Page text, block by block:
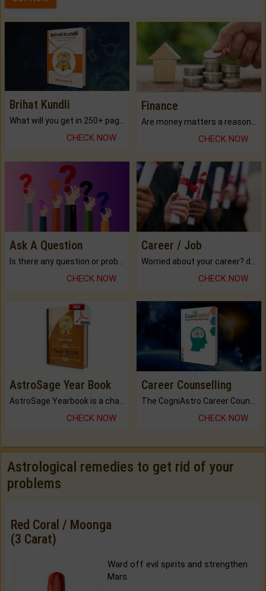
Brihat Kundli
CHECK NOW
Finance
CHECK NOW
Ask A Question
Is there any question or problem lingering.
CHECK NOW
Career / Job
Worried about your career? don't know what is.
CHECK NOW
AstroSage Year Book
AstroSage Yearbook is a channel to fulfill your dreams and destiny.
CHECK NOW
Career Counselling
The CogniAstro Career Counselling Report is the most comprehensive report available on this topic.
CHECK NOW
Astrological remedies to get rid of your
problems
Red Coral / Moonga
(3 Carat)
Ward off evil spirits and strengthen
Mars.